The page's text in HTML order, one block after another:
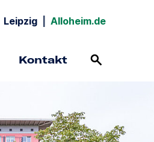
Leipzig Alloheim.de
Kontakt